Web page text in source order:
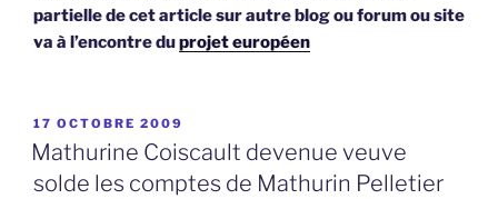
partielle de cet article sur autre blog ou forum ou site
va à l’encontre duprojet européen
PUBLIÉ
LE
17 OCTOBRE 2009
Mathurine Coiscault devenue veuve
solde les comptes de Mathurin Pelletier